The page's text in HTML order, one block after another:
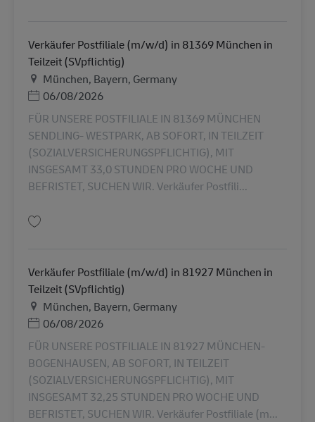
Verkäufer Postfiliale (m/w/d) in 81369 München in
Teilzeit (SVpflichtig)
สถานที่
München, Bayern, Germany
Posted Date
06/08/2026
FÜR UNSERE POSTFILIALE IN 81369 MÜNCHEN
SENDLING- WESTPARK, AB SOFORT, IN TEILZEIT
(SOZIALVERSICHERUNGSPFLICHTIG), MIT
INSGESAMT 33,0 STUNDEN PRO WOCHE UND
BEFRISTET, SUCHEN WIR. Verkäufer Postfili...
Verkäufer Postfiliale (m/w/d) in 81927 München in
Teilzeit (SVpflichtig)
สถานที่
München, Bayern, Germany
Posted Date
06/08/2026
FÜR UNSERE POSTFILIALE IN 81927 MÜNCHEN-
BOGENHAUSEN, AB SOFORT, IN TEILZEIT
(SOZIALVERSICHERUNGSPFLICHTIG), MIT
INSGESAMT 32,25 STUNDEN PRO WOCHE UND
BEFRISTET, SUCHEN WIR. Verkäufer Postfiliale (m...